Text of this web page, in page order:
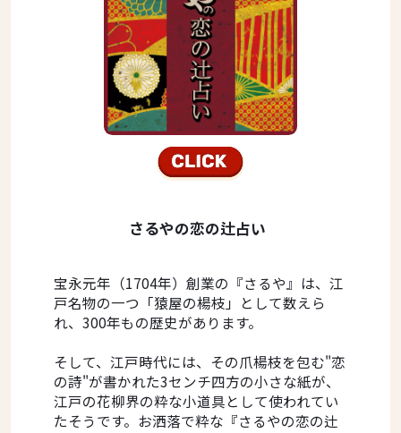
さるやの恋の辻占い
宝永元年（1704年）創業の『さるや』は、江
戸名物の一つ「猿屋の楊枝」として数えら
れ、300年もの歴史があります。
そして、江戸時代には、その爪楊枝を包む"恋
の詩"が書かれた3センチ四方の小さな紙が、
江戸の花柳界の粋な小道具として使われてい
たそうです。お洒落で粋な『さるやの恋の辻